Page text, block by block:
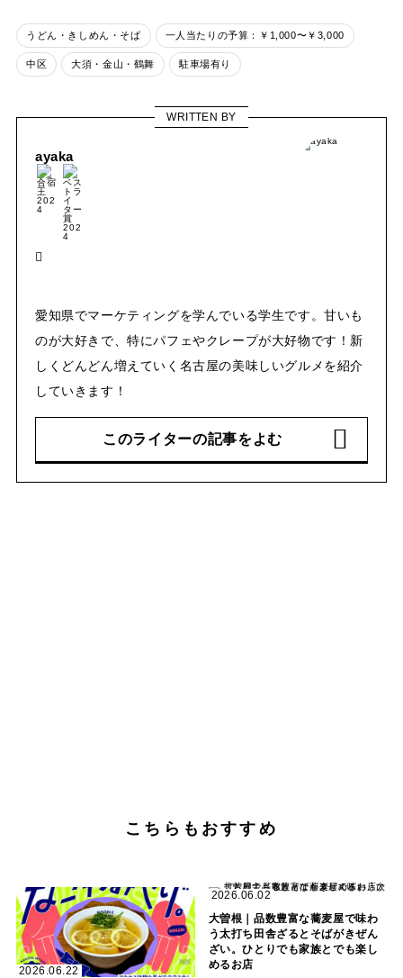
うどん・きしめん・そば 一人当たりの予算：￥1,000〜￥3,000
中区 大須・金山・鶴舞 駐車場有り
WRITTEN BY
ayaka
愛知県でマーケティングを学んでいる学生です。甘いも
のが大好きで、特にパフェやクレープが大好物です！新
しくどんどん増えていく名古屋の美味しいグルメを紹介
していきます！
このライターの記事をよむ
こちらもおすすめ
2026.06.22
2026.06.02
大曽根｜品数豊富な蕎麦屋で味わ
う太打ち田舎ざるとそばがきぜん
ざい。ひとりでも家族とでも楽し
めるお店